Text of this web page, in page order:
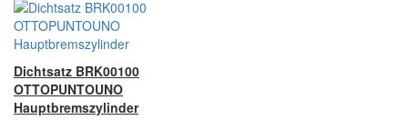
Dichtsatz BRK00100
OTTOPUNTOUNO
Hauptbremszylinder